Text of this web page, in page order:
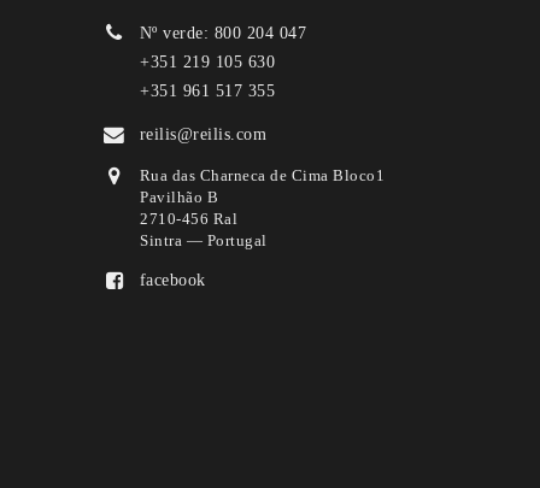
Nº verde: 800 204 047
+351 219 105 630
+351 961 517 355
reilis@reilis.com
Rua das Charneca de Cima Bloco1
Pavilhão B
2710-456 Ral
Sintra — Portugal
facebook